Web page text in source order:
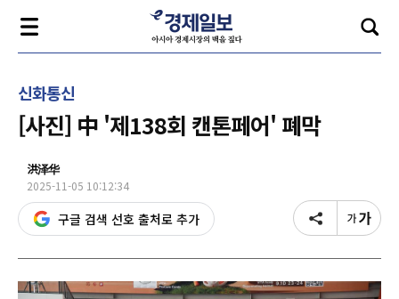
신화통신
[사진] 中 '제138회 캔톤페어' 폐막
洪泽华
2025-11-05 10:12:34
구글 검색 선호 출처로 추가